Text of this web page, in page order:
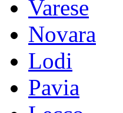
Varese
Novara
Lodi
Pavia